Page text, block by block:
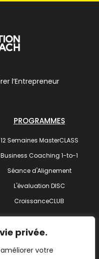
privée.
votre
l’Entrepreneur
PROGRAMMES
12 Semaines MasterCLASS
Business Coaching 1-to-1
Séance d'Alignement
L'évaluation DISC
CroissanceCLUB